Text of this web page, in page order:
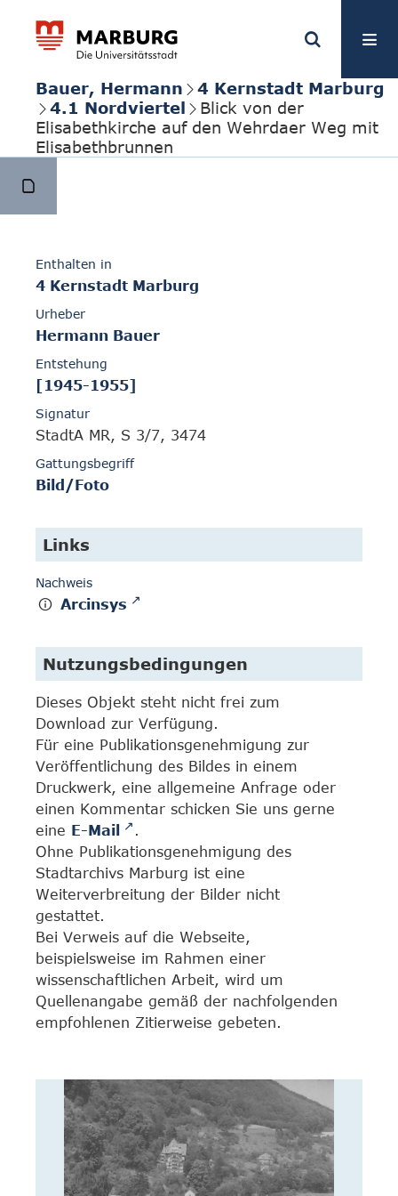
Bauer, Hermann
4 Kernstadt Marburg
4.1 Nordviertel
Blick von der
Elisabethkirche auf den Wehrdaer Weg mit
Elisabethbrunnen
Enthalten in
4 Kernstadt Marburg
Urheber
Hermann Bauer
Entstehung
[1945-1955]
Signatur
StadtA MR, S 3/7, 3474
Gattungsbegriff
Bild/Foto
Links
Nachweis
Arcinsys
Nutzungsbedingungen
Dieses Objekt steht nicht frei zum
Download zur Verfügung.
Für eine Publikationsgenehmigung zur
Veröffentlichung des Bildes in einem
Druckwerk, eine allgemeine Anfrage oder
einen Kommentar schicken Sie uns gerne
eine E-Mail
.
Ohne Publikationsgenehmigung des
Stadtarchivs Marburg ist eine
Weiterverbreitung der Bilder nicht
gestattet.
Bei Verweis auf die Webseite,
beispielsweise im Rahmen einer
wissenschaftlichen Arbeit, wird um
Quellenangabe gemäß der nachfolgenden
empfohlenen Zitierweise gebeten.